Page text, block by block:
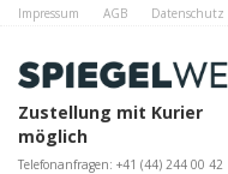
Impressum AGB Datenschutz
Zustellung mit Kurier
möglich
Telefonanfragen: +41 (44) 244 00 42